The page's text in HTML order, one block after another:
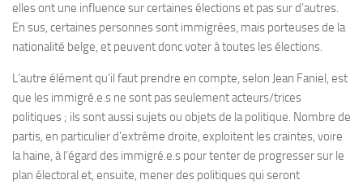
elles ont une influence sur certaines élections et pas sur d’autres.
En sus, certaines personnes sont immigrées, mais porteuses de la
nationalité belge, et peuvent donc voter à toutes les élections.
L’autre élément qu’il faut prendre en compte, selon Jean Faniel, est
que les immigré.e.s ne sont pas seulement acteurs/trices
politiques ; ils sont aussi sujets ou objets de la politique. Nombre de
partis, en particulier d’extrême droite, exploitent les craintes, voire
la haine, à l’égard des immigré.e.s pour tenter de progresser sur le
plan électoral et, ensuite, mener des politiques qui seront